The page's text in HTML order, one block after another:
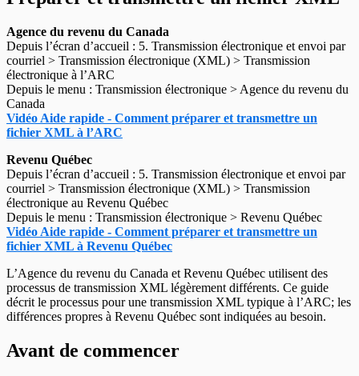
Agence du revenu du Canada
Depuis l’écran d’accueil : 5. Transmission électronique et envoi par
courriel > Transmission électronique (XML) > Transmission
électronique à l’ARC
Depuis le menu : Transmission électronique > Agence du revenu du
Canada
Vidéo Aide rapide - Comment préparer et transmettre un
fichier XML à l’ARC
Revenu Québec
Depuis l’écran d’accueil : 5. Transmission électronique et envoi par
courriel > Transmission électronique (XML) > Transmission
électronique au Revenu Québec
Depuis le menu : Transmission électronique > Revenu Québec
Vidéo Aide rapide - Comment préparer et transmettre un
fichier XML à Revenu Québec
L’Agence du revenu du Canada et Revenu Québec utilisent des
processus de transmission XML légèrement différents. Ce guide
décrit le processus pour une transmission XML typique à l’ARC; les
différences propres à Revenu Québec sont indiquées au besoin.
Avant de commencer